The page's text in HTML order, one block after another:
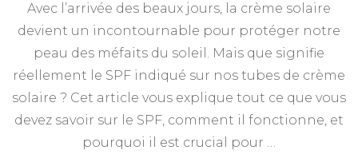
Avec l’arrivée des beaux jours, la crème solaire
devient un incontournable pour protéger notre
peau des méfaits du soleil. Mais que signifie
réellement le SPF indiqué sur nos tubes de crème
solaire ? Cet article vous explique tout ce que vous
devez savoir sur le SPF, comment il fonctionne, et
pourquoi il est crucial pour …